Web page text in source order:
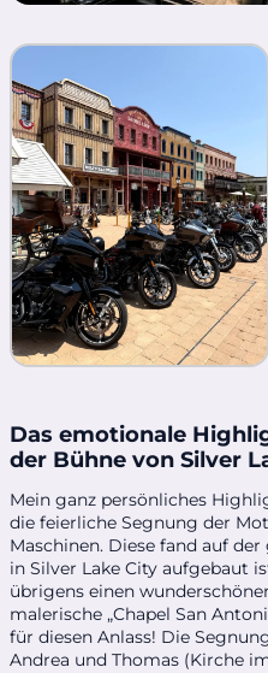
Das emotionale
der Bühne von Silver
Mein ganz persönliches
die feierliche Segnung der
Maschinen. Diese fand auf
in Silver Lake City aufgebaut
übrigens einen
malerische „Chapel San
für diesen Anlass! Die
Andrea und Thomas (Kirche